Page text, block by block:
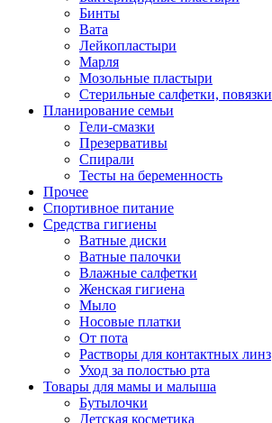
Бинты
Вата
Лейкопластыри
Марля
Мозольные пластыри
Стерильные салфетки, повязки
Планирование семьи
Гели-смазки
Презервативы
Спирали
Тесты на беременность
Прочее
Спортивное питание
Средства гигиены
Ватные диски
Ватные палочки
Влажные салфетки
Женская гигиена
Мыло
Носовые платки
От пота
Растворы для контактных линз
Уход за полостью рта
Товары для мамы и малыша
Бутылочки
Детская косметика